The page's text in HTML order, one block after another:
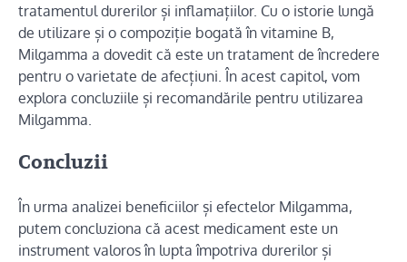
tratamentul durerilor și inflamațiilor. Cu o istorie lungă
de utilizare și o compoziție bogată în vitamine B,
Milgamma a dovedit că este un tratament de încredere
pentru o varietate de afecțiuni. În acest capitol, vom
explora concluziile și recomandările pentru utilizarea
Milgamma.
Concluzii
În urma analizei beneficiilor și efectelor Milgamma,
putem concluziona că acest medicament este un
instrument valoros în lupta împotriva durerilor și